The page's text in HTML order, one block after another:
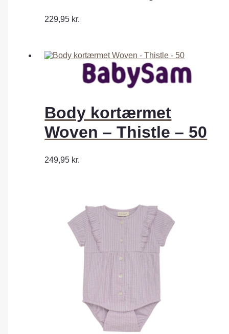
229,95 kr.
Body kortærmet
Woven – Thistle – 50
249,95 kr.